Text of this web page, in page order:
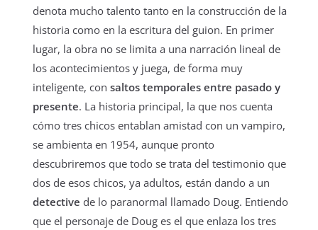
denota mucho talento tanto en la construcción de la
historia como en la escritura del guion. En primer
lugar, la obra no se limita a una narración lineal de
los acontecimientos y juega, de forma muy
inteligente, con saltos temporales entre pasado y
presente. La historia principal, la que nos cuenta
cómo tres chicos entablan amistad con un vampiro,
se ambienta en 1954, aunque pronto
descubriremos que todo se trata del testimonio que
dos de esos chicos, ya adultos, están dando a un
detective de lo paranormal llamado Doug. Entiendo
que el personaje de Doug es el que enlaza los tres